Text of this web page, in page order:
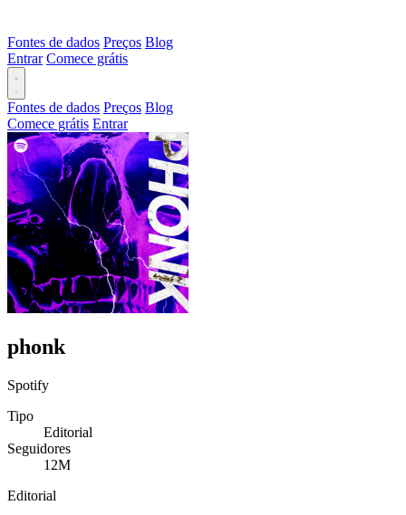
Fontes de dados Preços Blog
Entrar Comece grátis
Fontes de dados Preços Blog
Comece grátis Entrar
phonk
Spotify
Tipo
Editorial
Seguidores
12M
Editorial